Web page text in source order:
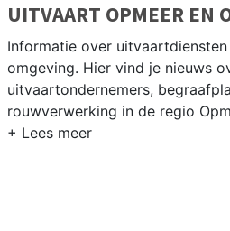
UITVAART OPMEER EN
Informatie over
omgeving. Hier vind je nieuws
uitvaartondernemers,
rouwverwerking in de regio